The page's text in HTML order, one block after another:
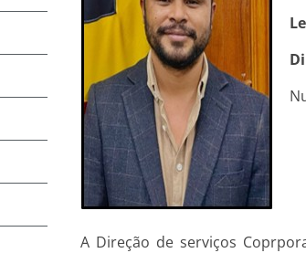
A Direção de serviços